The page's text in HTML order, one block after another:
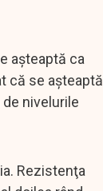
aşteaptă ca
că se aşteaptă
nivelurile
Rezistenţa